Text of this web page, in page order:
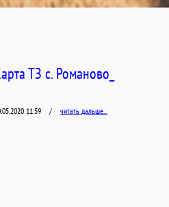
ТЗ с. Романово_
11:59 / читать дальше...